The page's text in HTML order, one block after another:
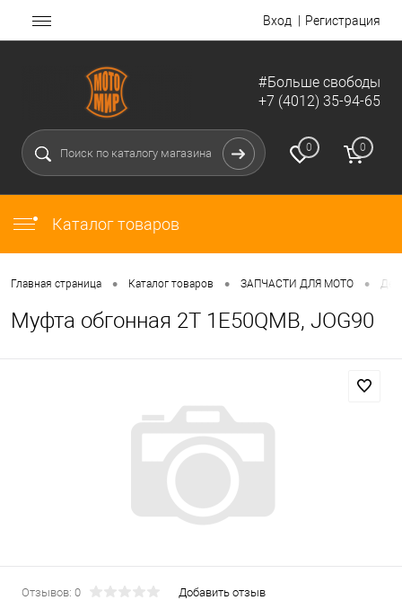
Вход Регистрация
#Больше свободы
+7 (4012) 35-94-65
0 0
Каталог товаров
Главная страница • Каталог товаров • ЗАПЧАСТИ ДЛЯ МОТО •
Муфта обгонная 2Т 1E50QMB, JOG90
Отзывов: 0 Добавить отзыв